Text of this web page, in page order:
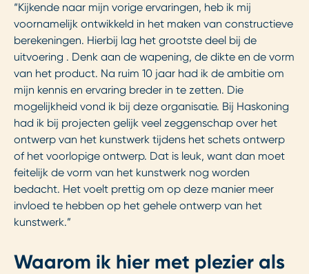
“Kijkende naar mijn vorige ervaringen, heb ik mij
voornamelijk ontwikkeld in het maken van constructieve
berekeningen. Hierbij lag het grootste deel bij de
uitvoering . Denk aan de wapening, de dikte en de vorm
van het product. Na ruim 10 jaar had ik de ambitie om
mijn kennis en ervaring breder in te zetten. Die
mogelijkheid vond ik bij deze organisatie. Bij Haskoning
had ik bij projecten gelijk veel zeggenschap over het
ontwerp van het kunstwerk tijdens het schets ontwerp
of het voorlopige ontwerp. Dat is leuk, want dan moet
feitelijk de vorm van het kunstwerk nog worden
bedacht. Het voelt prettig om op deze manier meer
invloed te hebben op het gehele ontwerp van het
kunstwerk.”
Waarom ik hier met plezier als